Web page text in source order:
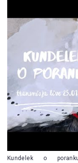
Kundelek o poranku